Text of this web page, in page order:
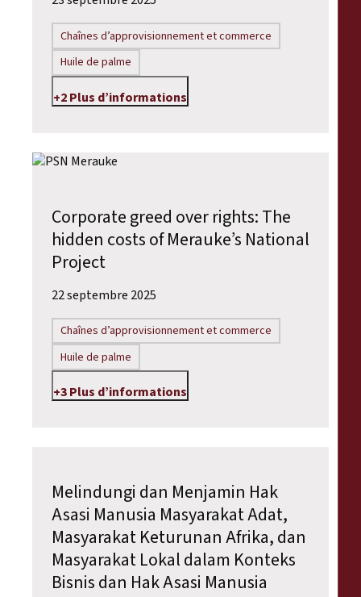
Chaînes d’approvisionnement et commerce
Huile de palme
+2 Plus d’informations
Corporate greed over rights: The
hidden costs of Merauke’s National
Project
22 septembre 2025
Chaînes d’approvisionnement et commerce
Huile de palme
+3 Plus d’informations
Melindungi dan Menjamin Hak
Asasi Manusia Masyarakat Adat,
Masyarakat Keturunan Afrika, dan
Masyarakat Lokal dalam Konteks
Bisnis dan Hak Asasi Manusia